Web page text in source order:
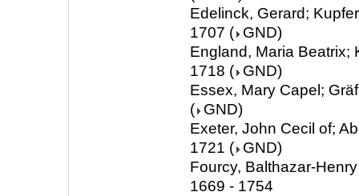
Edelinck, Gerard;
1707 ( GND)
England, Maria Beatrix;
1718 ( GND)
Essex, Mary Capel;
( GND)
Exeter, John Cecil of;
1721 ( GND)
Fourcy, Balthazar-
1669 - 1754